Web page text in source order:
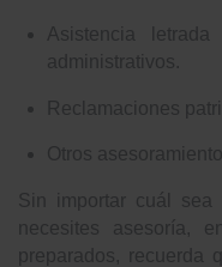
Asistencia letrada
administrativos.
Reclamaciones
Otros
Sin importar cuál
necesites asesoría,
preparados, recuerda